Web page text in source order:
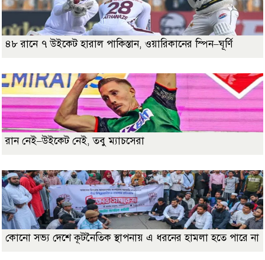
৪৮ রানে ৭ উইকেট হারাল পাকিস্তান, ওয়ারিকানের স্পিন–ঘূর্ণি
রান নেই–উইকেট নেই, তবু ম্যাচসেরা
কোনো সভ্য দেশে কূটনৈতিক স্থাপনায় এ ধরনের হামলা হতে পারে না